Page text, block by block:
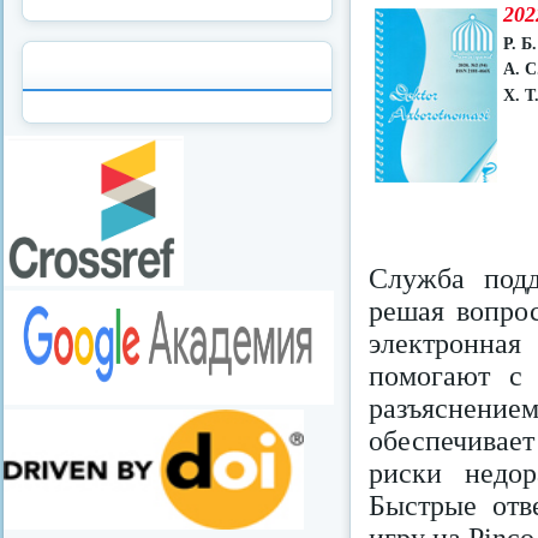
Р.
А.
Х.
Служба
решая
помогают с
риски
Быстрые